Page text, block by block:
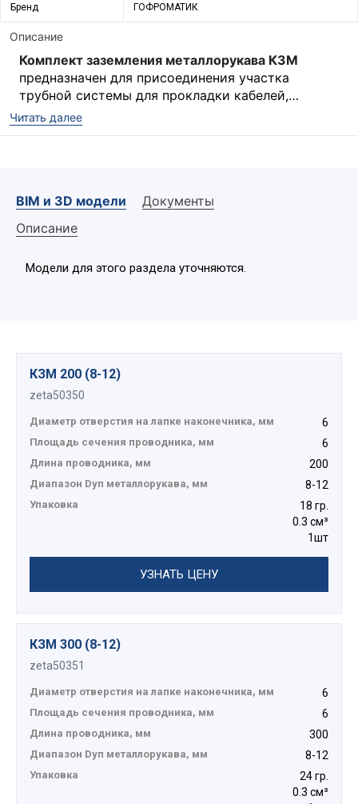
Бренд ГОФРОМАТИК
Описание
Комплект заземления металлорукава КЗМ
предназначен для присоединения участка
трубной системы для прокладки кабелей,
состоящей из металлорукава без изоляционного
покрытия, к заземляющему устройству.
КЗМ это комплект, состоящий из пружины
постоянного давления ППД и медного луженого
+140 °С
Не требуется использование дополнительных
Читать далее
BIM и 3D модели
Документы
Описание
Модели для этого раздела уточняются.
КЗМ 200 (8-12)
zeta50350
Диаметр отверстия на лапке наконечника, мм 6
Площадь сечения проводника, мм 6
Длина проводника, мм 200
Диапазон Dуп металлорукава, мм 8-12
Упаковка
18 гр.
0.3 см³
1шт
УЗНАТЬ ЦЕНУ
КЗМ 300 (8-12)
zeta50351
Диаметр отверстия на лапке наконечника, мм 6
Площадь сечения проводника, мм 6
Длина проводника, мм 300
Диапазон Dуп металлорукава, мм 8-12
Упаковка
24 гр.
0.3 см³